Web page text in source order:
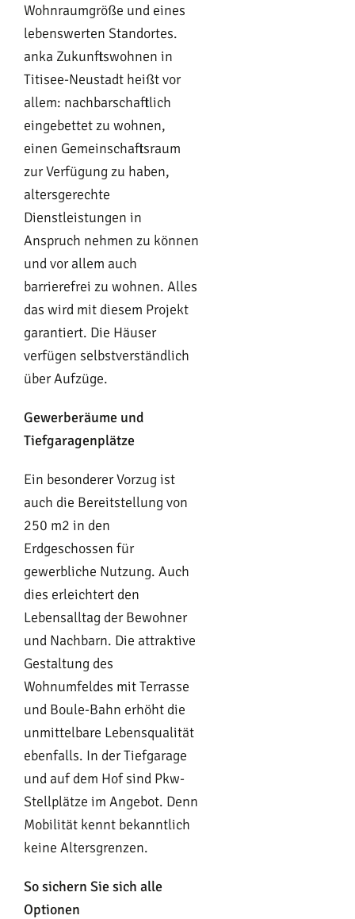
gesammelt haben. Sie geben Einwilligung zu unseren
Cookies, wenn Sie unsere Webseite weiterhin nutzen.
Wohnraumgröße und eines
lebenswerten Standortes.
anka Zukunftswohnen in
Titisee-Neustadt heißt vor
allem: nachbarschaftlich
eingebettet zu wohnen,
einen Gemeinschaftsraum
zur Verfügung zu haben,
altersgerechte
Dienstleistungen in
Anspruch nehmen zu können
und vor allem auch
barrierefrei zu wohnen. Alles
das wird mit diesem Projekt
garantiert. Die Häuser
verfügen selbstverständlich
über Aufzüge.
Gewerberäume und
Tiefgaragenplätze
Ein besonderer Vorzug ist
auch die Bereitstellung von
250 m2 in den
Erdgeschossen für
gewerbliche Nutzung. Auch
dies erleichtert den
Lebensalltag der Bewohner
und Nachbarn. Die attraktive
Gestaltung des
Wohnumfeldes mit Terrasse
und Boule-Bahn erhöht die
unmittelbare Lebensqualität
ebenfalls. In der Tiefgarage
und auf dem Hof sind Pkw-
Stellplätze im Angebot. Denn
Mobilität kennt bekanntlich
keine Altersgrenzen.
So sichern Sie sich alle
Optionen